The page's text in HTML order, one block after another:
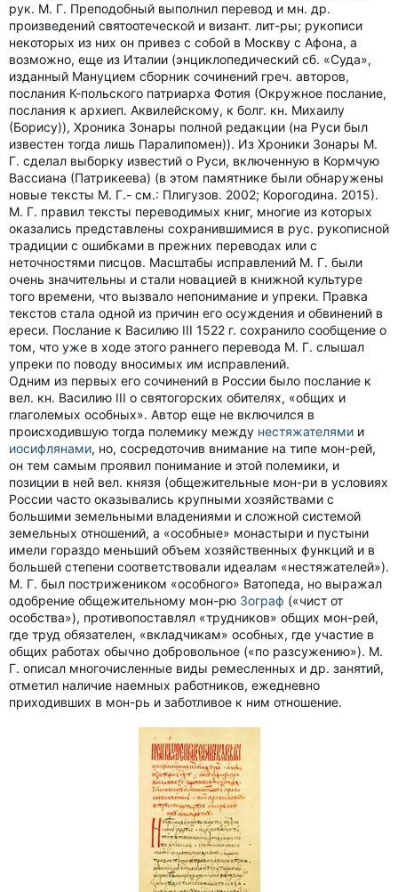
рук. М. Г. Преподобный выполнил перевод и мн. др.
произведений святоотеческой и визант. лит-ры; рукописи
некоторых из них он привез с собой в Москву с Афона, а
возможно, еще из Италии (энциклопедический сб. «Суда»,
изданный Мануцием сборник сочинений греч. авторов,
послания К-польского патриарха Фотия (Окружное послание,
послания к архиеп. Аквилейскому, к болг. кн. Михаилу
(Борису)), Хроника Зонары полной редакции (на Руси был
известен тогда лишь Паралипомен)). Из Хроники Зонары М.
Г. сделал выборку известий о Руси, включенную в Кормчую
Вассиана (Патрикеева) (в этом памятнике были обнаружены
новые тексты М. Г.- см.: Плигузов. 2002; Корогодина. 2015).
М. Г. правил тексты переводимых книг, многие из которых
оказались представлены сохранившимися в рус. рукописной
традиции с ошибками в прежних переводах или с
неточностями писцов. Масштабы исправлений М. Г. были
очень значительны и стали новацией в книжной культуре
того времени, что вызвало непонимание и упреки. Правка
текстов стала одной из причин его осуждения и обвинений в
ереси. Послание к Василию III 1522 г. сохранило сообщение о
том, что уже в ходе этого раннего перевода М. Г. слышал
упреки по поводу вносимых им исправлений.
Одним из первых его сочинений в России было послание к
вел. кн. Василию III о святогорских обителях, «общих и
глаголемых особных». Автор еще не включился в
происходившую тогда полемику между нестяжателями и
иосифлянами, но, сосредоточив внимание на типе мон-рей,
он тем самым проявил понимание и этой полемики, и
позиции в ней вел. князя (общежительные мон-ри в условиях
России часто оказывались крупными хозяйствами с
большими земельными владениями и сложной системой
земельных отношений, а «особные» монастыри и пустыни
имели гораздо меньший объем хозяйственных функций и в
большей степени соответствовали идеалам «нестяжателей»).
М. Г. был пострижеником «особного» Ватопеда, но выражал
одобрение общежительному мон-рю Зограф («чист от
особства»), противопоставлял «трудников» общих мон-рей,
где труд обязателен, «вкладчикам» особных, где участие в
общих работах обычно добровольное («по разсужению»). М.
Г. описал многочисленные виды ремесленных и др. занятий,
отметил наличие наемных работников, ежедневно
приходивших в мон-рь и заботливое к ним отношение.